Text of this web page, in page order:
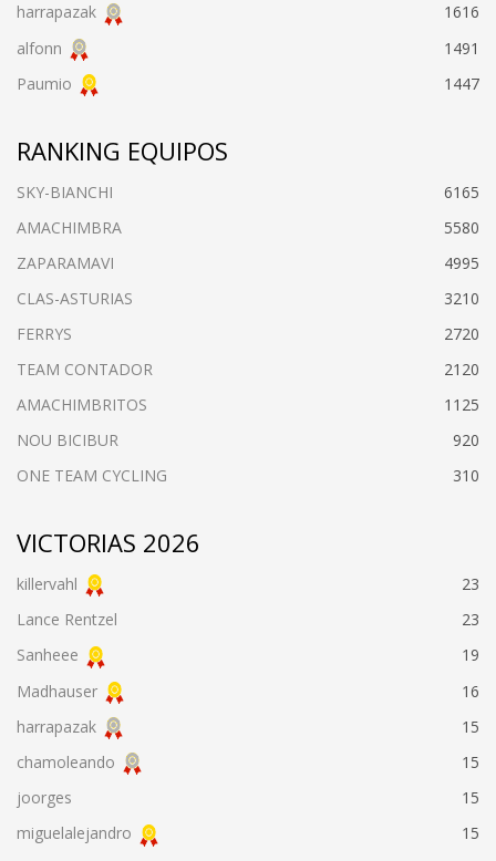
harrapazak
1616
alfonn
1491
Paumio
1447
RANKING EQUIPOS
SKY-BIANCHI
6165
AMACHIMBRA
5580
ZAPARAMAVI
4995
CLAS-ASTURIAS
3210
FERRYS
2720
TEAM CONTADOR
2120
AMACHIMBRITOS
1125
NOU BICIBUR
920
ONE TEAM CYCLING
310
VICTORIAS 2026
killervahl
23
Lance Rentzel
23
Sanheee
19
Madhauser
16
harrapazak
15
chamoleando
15
joorges
15
miguelalejandro
15